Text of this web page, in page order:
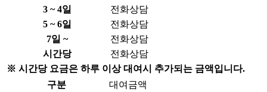
3 ~ 4일
전화상담
5 ~ 6일
전화상담
7일 ~
전화상담
시간당
전화상담
※ 시간당 요금은 하루 이상 대여시 추가되는 금액입니다.
구분
대여금액